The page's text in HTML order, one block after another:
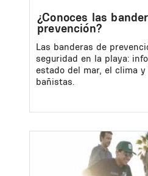
¿Conoces las
prevención?
Las banderas de
seguridad en la playa:
estado del mar, el clima
bañistas.